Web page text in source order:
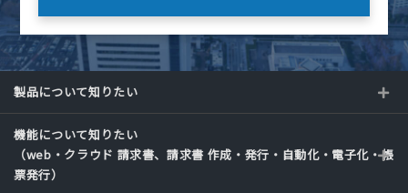
製品について知りたい
機能について知りたい
（web・クラウド 請求書、請求書 作成・発行・自動化・電子化・帳
票発行）